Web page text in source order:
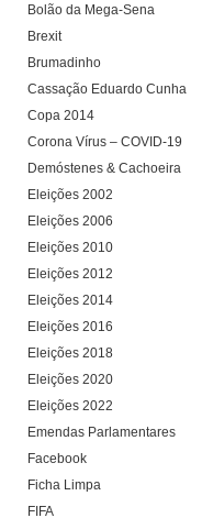
Bolão da Mega-Sena
Brexit
Brumadinho
Cassação Eduardo Cunha
Copa 2014
Corona Vírus – COVID-19
Demóstenes & Cachoeira
Eleições 2002
Eleições 2006
Eleições 2010
Eleições 2012
Eleições 2014
Eleições 2016
Eleições 2018
Eleições 2020
Eleições 2022
Emendas Parlamentares
Facebook
Ficha Limpa
FIFA